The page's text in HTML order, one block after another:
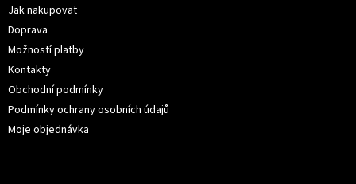
Jak nakupovat
Doprava
Možností platby
Kontakty
Obchodní podmínky
Podmínky ochrany osobních údajů
Moje objednávka